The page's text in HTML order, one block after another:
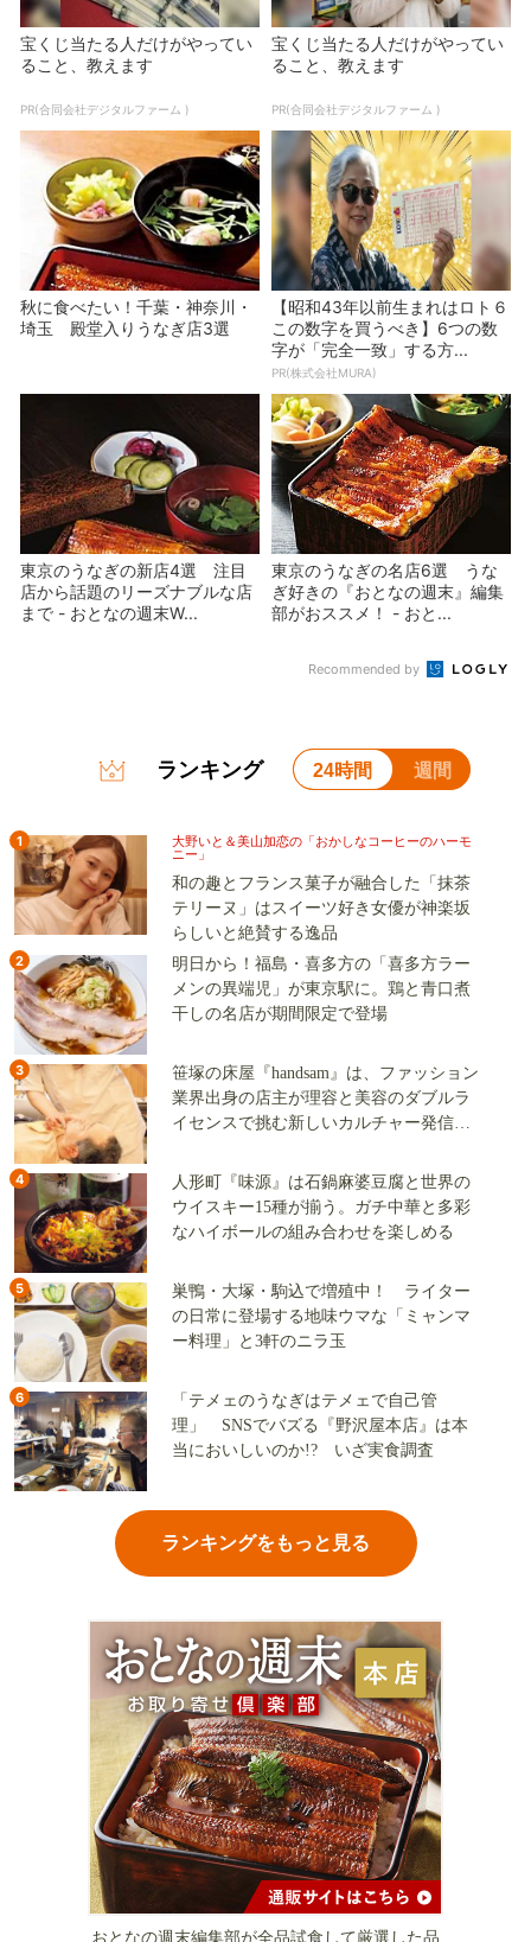
宝くじ当たる人だけがやってい
ること、教えます
PR(合同会社デジタルファーム )
宝くじ当たる人だけがやってい
ること、教えます
PR(合同会社デジタルファーム )
秋に食べたい！千葉・神奈川・
埼玉 殿堂入りうなぎ店3選
【昭和43年以前生まれはロト６
この数字を買うべき】6つの数
字が「完全一致」する方...
PR(株式会社MURA)
東京のうなぎの新店4選 注目
店から話題のリーズナブルな店
まで - おとなの週末W...
東京のうなぎの名店6選 うな
ぎ好きの『おとなの週末』編集
部がおススメ！ - おと...
Recommended by
ランキング 24時間 週間
1
大野いと＆美山加恋の「おかしなコーヒーのハーモ
ニー」
和の趣とフランス菓子が融合した「抹茶
テリーヌ」はスイーツ好き女優が神楽坂
らしいと絶賛する逸品
2
明日から！福島・喜多方の「喜多方ラー
メンの異端児」が東京駅に。鶏と青口煮
干しの名店が期間限定で登場
3
笹塚の床屋『handsam』は、ファッション
業界出身の店主が理容と美容のダブルラ
イセンスで挑む新しいカルチャー発信基
4
人形町『味源』は石鍋麻婆豆腐と世界の
ウイスキー15種が揃う。ガチ中華と多彩
なハイボールの組み合わせを楽しめる
5
巣鴨・大塚・駒込で増殖中！ ライター
の日常に登場する地味ウマな「ミャンマ
ー料理」と3軒のニラ玉
6
「テメェのうなぎはテメェで自己管
理」 SNSでバズる『野沢屋本店』は本
当においしいのか!? いざ実食調査
ランキングをもっと見る
おとなの週末編集部が全品試食して厳選した品